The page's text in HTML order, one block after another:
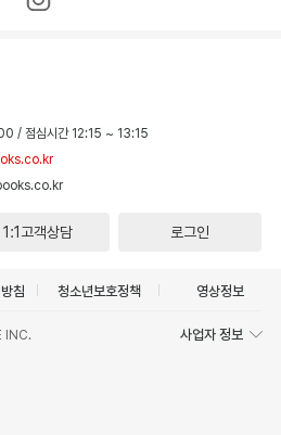
/ 점심시간 12:15 ~ 13:15
1:1고객상담 로그인
침 청소년보호정책 영상정보
INC. 사업자 정보